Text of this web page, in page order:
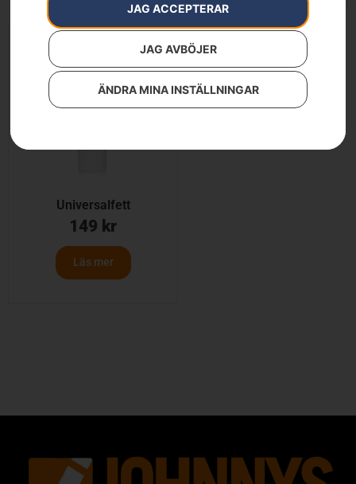
JAG ACCEPTERAR
JAG AVBÖJER
ÄNDRA MINA INSTÄLLNINGAR
Universalfett
149 kr
Läs mer